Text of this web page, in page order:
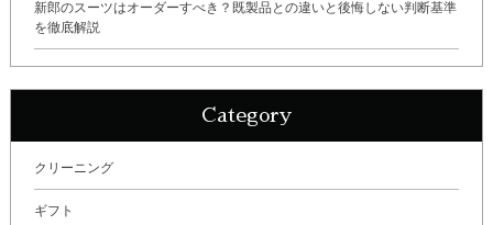
新郎のスーツはオーダーすべき？既製品との違いと後悔しない判断基準
を徹底解説
Category
クリーニング
ギフト